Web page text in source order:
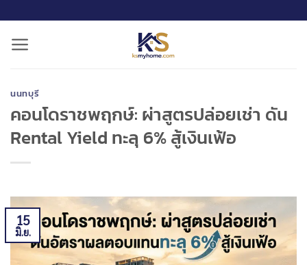
นนทบุรี
คอนโดราชพฤกษ์: ผ่าสูตรปล่อยเช่า ดัน
Rental Yield ทะลุ 6% สู้เงินเฟ้อ
15
มิ.ย.